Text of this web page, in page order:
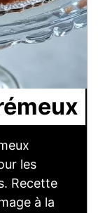
les
Recette
à la